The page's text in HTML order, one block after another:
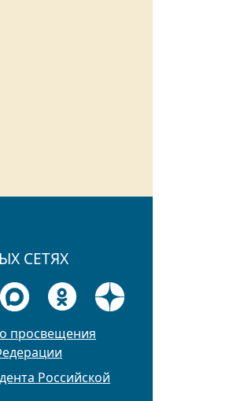
СЕТЯХ
просвещения
Российской